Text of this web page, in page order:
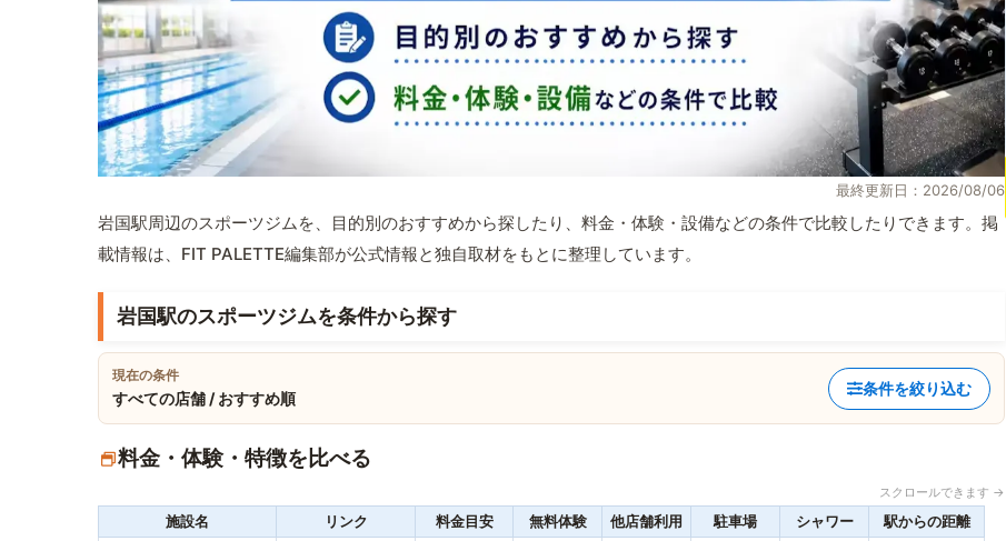
最終更新日：2026/08/06
岩国駅周辺のスポーツジムを、目的別のおすすめから探したり、料金・体験・設備などの条件で比較したりできます。掲
載情報は、FIT PALETTE編集部が公式情報と独自取材をもとに整理しています。
岩国駅のスポーツジムを条件から探す
現在の条件
すべての店舗 / おすすめ順
条件を絞り込む
料金・体験・特徴を比べる
スクロールできます →
施設名 リンク 料金目安 無料体験 他店舗利用 駐車場 シャワー 駅からの距離